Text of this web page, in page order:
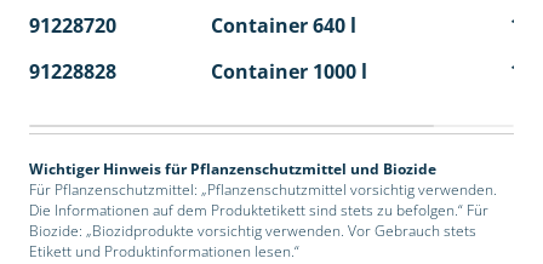
91228720
Container 640 l
1
91228828
Container 1000 l 1
Wichtiger Hinweis für Pflanzenschutzmittel und Biozide
Für Pflanzenschutzmittel: „Pflanzenschutzmittel vorsichtig verwenden.
Die Informationen auf dem Produktetikett sind stets zu befolgen.“ Für
Biozide: „Biozidprodukte vorsichtig verwenden. Vor Gebrauch stets
Etikett und Produktinformationen lesen.“